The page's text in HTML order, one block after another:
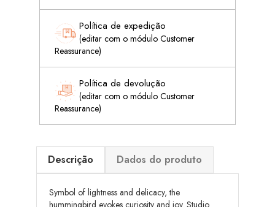
Política de expedição
(editar com o módulo Customer
Reassurance)
Política de devolução
(editar com o módulo Customer
Reassurance)
Descrição Dados do produto
Symbol of lightness and delicacy, the
hummingbird evokes curiosity and joy. Studio